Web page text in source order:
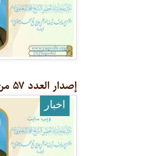
إصدار العدد ۵۷ من نشره “نور” باللغه الفارسیه
اخبار